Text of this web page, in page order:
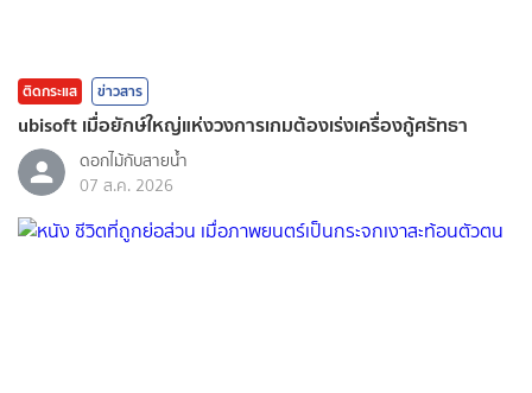
ติดกระแส ข่าวสาร
ubisoft เมื่อยักษ์ใหญ่แห่งวงการเกมต้องเร่งเครื่องกู้ศรัทธา
ดอกไม้กับสายน้ำ
07 ส.ค. 2026